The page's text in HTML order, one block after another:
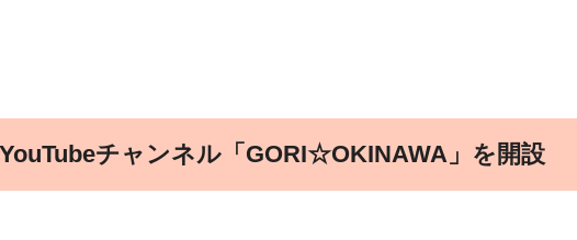
チャンネル「GORI☆OKINAWA」を開設